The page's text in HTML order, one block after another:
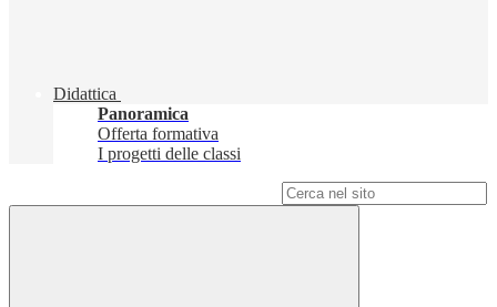
Didattica
Panoramica
Offerta formativa
I progetti delle classi